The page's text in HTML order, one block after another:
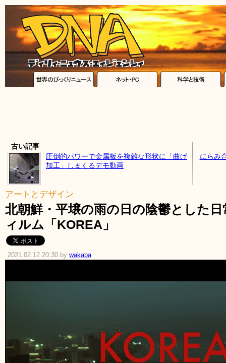
古い記事
圧倒的パワーで金属板を複雑な形状に「曲げ
加工」しまくるデモ動画
にらみ
アートとデザイン
北朝鮮・平壌の雨の日の陰鬱とした
ィルム「KOREA」
2021.02.12 20:30 by wakaba